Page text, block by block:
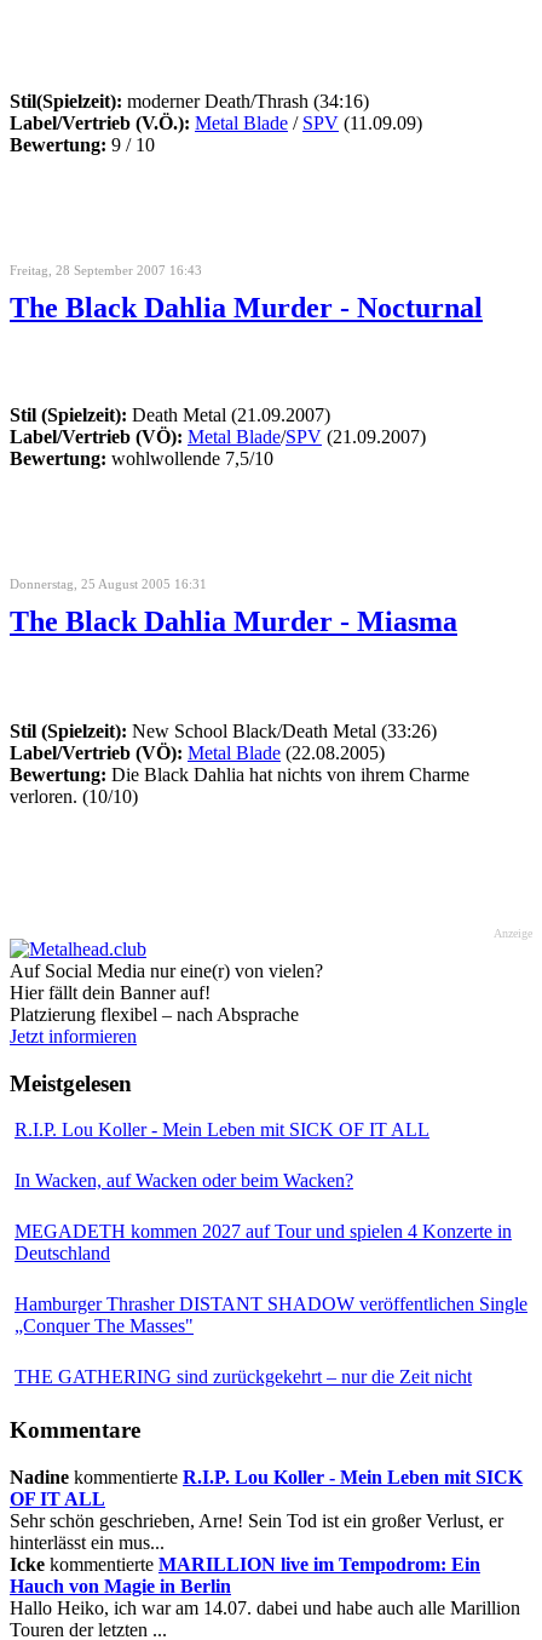
Stil(Spielzeit): moderner Death/Thrash (34:16)
Label/Vertrieb (V.Ö.): Metal Blade / SPV (11.09.09)
Bewertung: 9 / 10
Freitag, 28 September 2007 16:43
The Black Dahlia Murder - Nocturnal
Stil (Spielzeit): Death Metal (21.09.2007)
Label/Vertrieb (VÖ): Metal Blade/SPV (21.09.2007)
Bewertung: wohlwollende 7,5/10
Donnerstag, 25 August 2005 16:31
The Black Dahlia Murder - Miasma
Stil (Spielzeit): New School Black/Death Metal (33:26)
Label/Vertrieb (VÖ): Metal Blade (22.08.2005)
Bewertung: Die Black Dahlia hat nichts von ihrem Charme
verloren. (10/10)
Anzeige
Auf Social Media nur eine(r) von vielen?
Hier fällt dein Banner auf!
Platzierung flexibel – nach Absprache
Jetzt informieren
Meistgelesen
R.I.P. Lou Koller - Mein Leben mit SICK OF IT ALL
In Wacken, auf Wacken oder beim Wacken?
MEGADETH kommen 2027 auf Tour und spielen 4 Konzerte in
Deutschland
Hamburger Thrasher DISTANT SHADOW veröffentlichen Single
„Conquer The Masses"
THE GATHERING sind zurückgekehrt – nur die Zeit nicht
Kommentare
Nadine kommentierte R.I.P. Lou Koller - Mein Leben mit SICK
OF IT ALL
Sehr schön geschrieben, Arne! Sein Tod ist ein großer Verlust, er
hinterlässt ein mus...
Icke kommentierte MARILLION live im Tempodrom: Ein
Hauch von Magie in Berlin
Hallo Heiko, ich war am 14.07. dabei und habe auch alle Marillion
Touren der letzten ...